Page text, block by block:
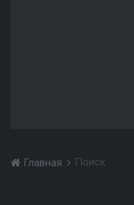
Главная Поиск